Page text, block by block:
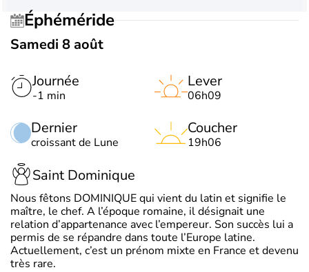
Éphéméride
Samedi 8 août
Journée
-1 min
Dernier
croissant de Lune
Lever
06h09
Coucher
19h06
Saint Dominique
Nous fêtons DOMINIQUE qui vient du latin et signifie le
maître, le chef. A l’époque romaine, il désignait une
relation d’appartenance avec l’empereur. Son succès lui a
permis de se répandre dans toute l’Europe latine.
Actuellement, c’est un prénom mixte en France et devenu
très rare.